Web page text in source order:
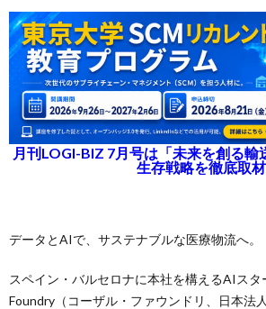
月刊LOGI-BIZ 7月号は「未来を創る輸
生存戦略を徹底取材
データとAIで、サステナブルな医療物流へ。
スペイン・バルセロナに本社を構えるAIスタ
Foundry（コーザル・ファウンドリ、日本法